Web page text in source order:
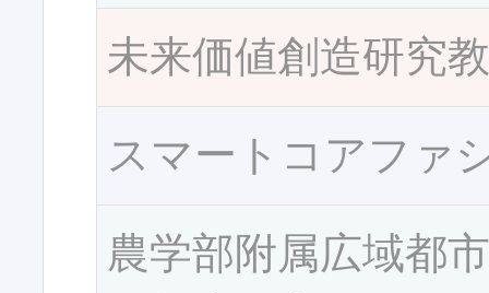
未来価値創造研究
スマートコアファ
農学部附属広域都